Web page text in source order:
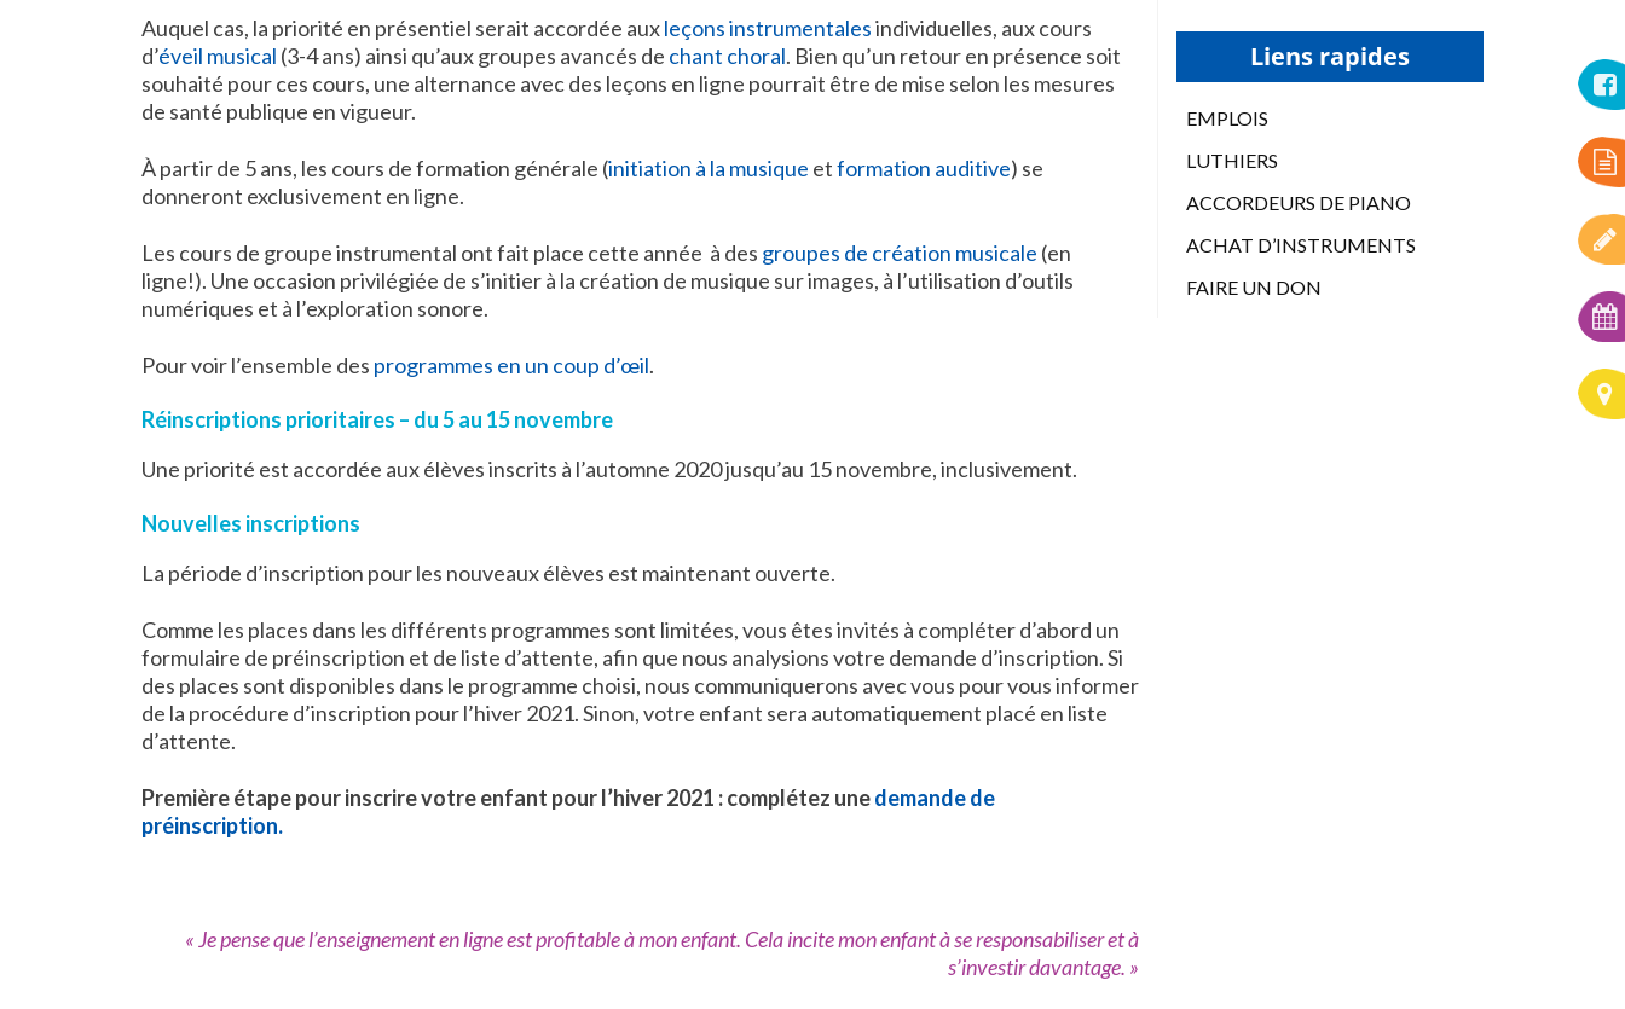
Auquel cas, la priorité en présentiel serait accordée auxleçons instrumentalesindividuelles, aux cours
d’éveil musical (3-4 ans) ainsi qu’aux groupes avancés de chant choral. Bien qu’un retour en présence soit
souhaité pour ces cours, une alternance avec des leçons en ligne pourrait être de mise selon les mesures
de santé publique en vigueur.
À partir de 5 ans, les cours de formation générale (initiation à la musique etformation auditive) se
donneront exclusivement en ligne.
Les cours de groupe instrumental ont fait place cette année à des groupes de création musicale (en
ligne!). Une occasion privilégiée de s’initier à la création de musique sur images, à l’utilisation d’outils
numériques et à l’exploration sonore.
Pour voir l’ensemble des programmes en un coup d’œil.
Réinscriptions prioritaires – du 5 au 15 novembre
Une priorité est accordée aux élèves inscrits à l’automne 2020 jusqu’au 15 novembre, inclusivement.
Nouvelles inscriptions
La période d’inscription pour les nouveaux élèves est maintenant ouverte.
Comme les places dans les différents programmes sont limitées, vous êtes invités à compléter d’abord un
formulaire de préinscription et de liste d’attente, afin que nous analysions votre demande d’inscription. Si
des places sont disponibles dans le programme choisi, nous communiquerons avec vous pour vous informer
de la procédure d’inscription pour l’hiver 2021. Sinon, votre enfant sera automatiquement placé en liste
d’attente.
Première étape pour inscrire votre enfant pour l’hiver 2021 : complétez unedemande de
préinscription.
« Je pense que l’enseignement en ligne est profitable à mon enfant. Cela incite mon enfant à se responsabiliser et à
s’investir davantage. »
Liens rapides
EMPLOIS
LUTHIERS
ACCORDEURS DE PIANO
ACHAT D’INSTRUMENTS
FAIRE UN DON